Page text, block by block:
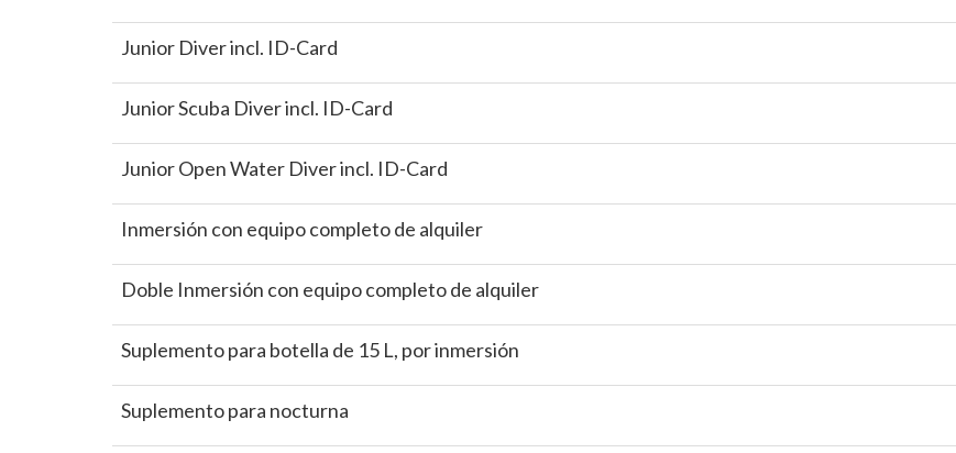
Junior Diver incl. ID-Card
Junior Scuba Diver incl. ID-Card
Junior Open Water Diver incl. ID-Card
Inmersión con equipo completo de alquiler
Doble Inmersión con equipo completo de alquiler
Suplemento para botella de 15 L, por inmersión
Suplemento para nocturna